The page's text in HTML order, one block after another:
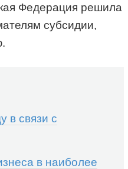
Федерация решила
субсидии,
в связи с
в наиболее